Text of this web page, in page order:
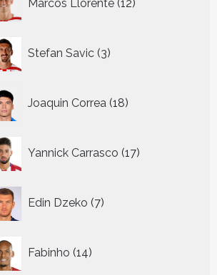
Marcos Llorente 12
producten
Stefan Savic 3
producten
Joaquin Correa 18
producten
Yannick Carrasco 17
producten
Edin Dzeko 7
producten
Fabinho 14
producten